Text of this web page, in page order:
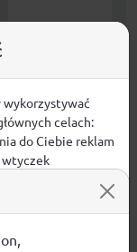
wykorzystywać
celach:
do Ciebie reklam
wtyczek
jak